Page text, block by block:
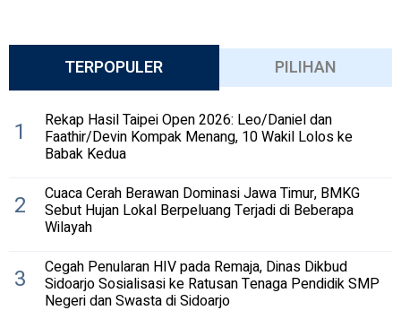
TERPOPULER PILIHAN
1 Rekap Hasil Taipei Open 2026: Leo/Daniel dan
Faathir/Devin Kompak Menang, 10 Wakil Lolos ke
Babak Kedua
2 Cuaca Cerah Berawan Dominasi Jawa Timur, BMKG
Sebut Hujan Lokal Berpeluang Terjadi di Beberapa
Wilayah
3 Cegah Penularan HIV pada Remaja, Dinas Dikbud
Sidoarjo Sosialisasi ke Ratusan Tenaga Pendidik SMP
Negeri dan Swasta di Sidoarjo